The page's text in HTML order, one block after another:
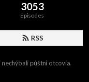
3053
Episodes
RSS
púštni otcovia.